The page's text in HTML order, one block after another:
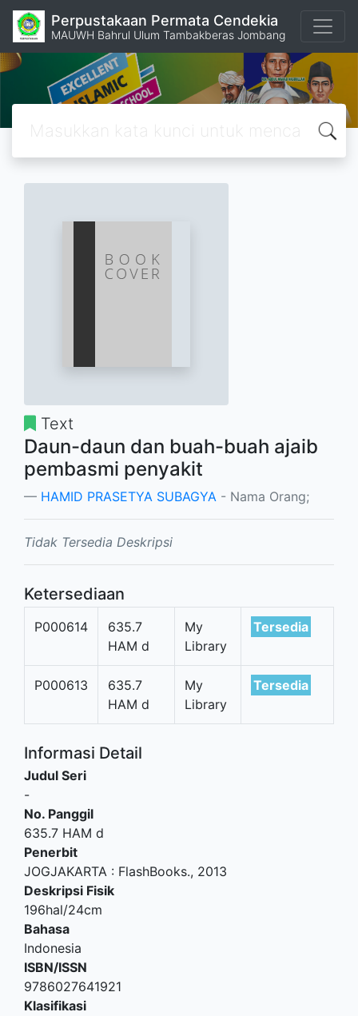
Perpustakaan Permata Cendekia
MAUWH Bahrul Ulum Tambakberas Jombang
Text
Daun-daun dan buah-buah ajaib
pembasmi penyakit
HAMID PRASETYA SUBAGYA - Nama Orang;
Tidak Tersedia Deskripsi
Ketersediaan
P000614
635.7
HAM d
My
Library
Tersedia
P000613
635.7
HAM d
My
Library
Tersedia
Informasi Detail
Judul Seri
-
No. Panggil
635.7 HAM d
Penerbit
JOGJAKARTA : FlashBooks., 2013
Deskripsi Fisik
196hal/24cm
Bahasa
Indonesia
ISBN/ISSN
9786027641921
Klasifikasi